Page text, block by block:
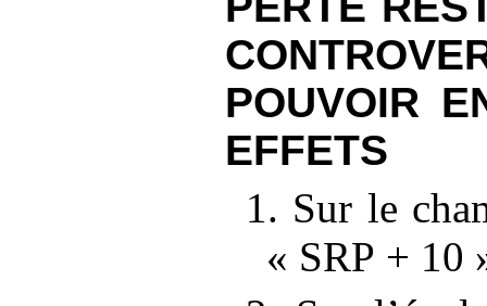
POUVOIR
EFFETS
1. Sur le
« SRP + 10